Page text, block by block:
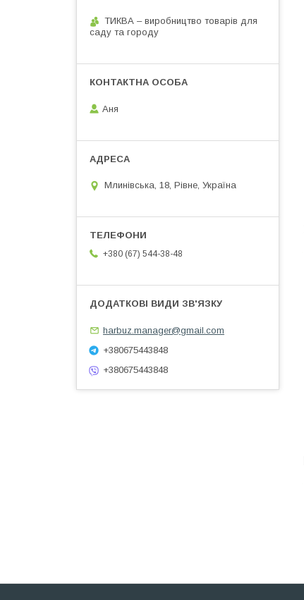
ТИКВА – виробництво товарів для
саду та городу
Аня
Млинівська, 18, Рівне, Україна
+380 (67) 544-38-48
harbuz.manager@gmail.com
+380675443848
+380675443848